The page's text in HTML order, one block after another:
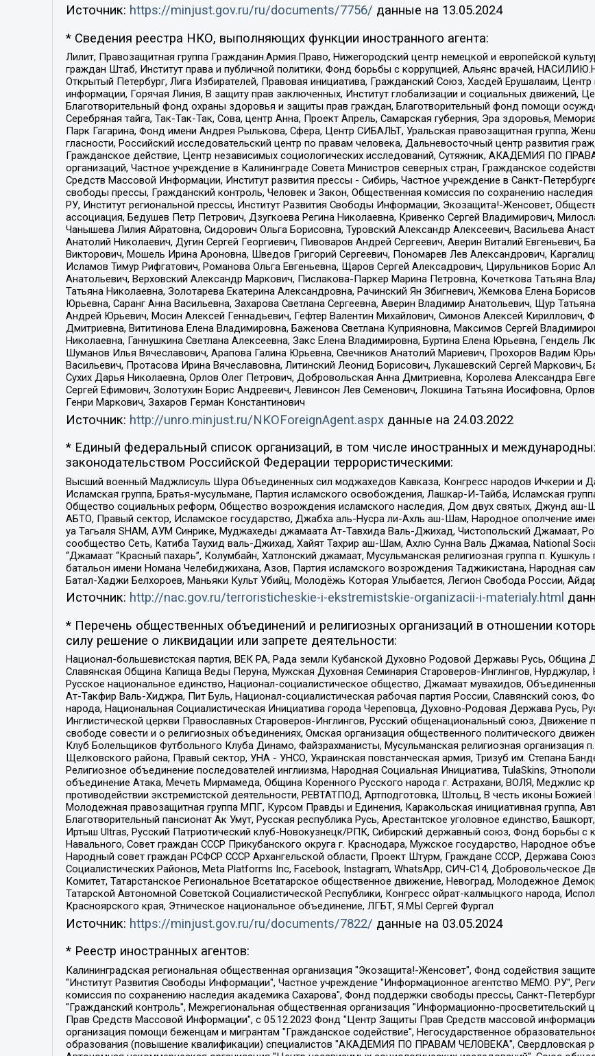
Источник: https://minjust.gov.ru/ru/documents/7756/ данные на 13.05.2024
* Сведения реестра НКО, выполняющих функции иностранного агента:
Лилит, Правозащитная группа Гражданин.Армия.Право, Нижегородский центр немецкой и европейской
граждан Штаб, Институт права и публичной политики, Фонд борьбы с коррупцией, Альянс врачей,
Открытый Петербург, Лига Избирателей, Правовая инициатива, Гражданский Союз, Хасдей Ерушалаим,
информации, Горячая Линия, В защиту прав заключенных, Институт глобализации и социальных движений,
Благотворительный фонд охраны здоровья и защиты прав граждан, Благотворительный фонд помощи
Серебряная тайга, Так-Так-Так, Сова, центр Анна, Проект Апрель, Самарская губерния, Эра здоровья,
Парк Гагарина, Фонд имени Андрея Рылькова, Сфера, Центр СИБАЛЬТ, Уральская правозащитная группа,
гласности, Российский исследовательский центр по правам человека, Дальневосточный центр развития
Гражданское действие, Центр независимых социологических исследований, Сутяжник, АКАДЕМИЯ ПО
организаций, Частное учреждение в Калининграде Совета Министров северных стран, Гражданское
Средств Массовой Информации, Институт развития прессы - Сибирь, Частное учреждение в Санкт-
свободы прессы, Гражданский контроль, Человек и Закон, Общественная комиссия по сохранению
РУ, Институт региональной прессы, Институт Развития Свободы Информации, Экозащита!-Женсовет,
ассоциация, Бедушев Петр Петрович, Дзугкоева Регина Николаевна, Кривенко Сергей Владимирович,
Чанышева Лилия Айратовна, Сидорович Ольга Борисовна, Туровский Александр Алексеевич, Васильева
Анатолий Николаевич, Дугин Сергей Георгиевич, Пивоваров Андрей Сергеевич, Аверин Виталий Евгеньевич,
Викторович, Мошель Ирина Ароновна, Шведов Григорий Сергеевич, Пономарев Лев Александрович,
Исламов Тимур Рифгатович, Романова Ольга Евгеньевна, Щаров Сергей Алексадрович, Цирульников Борис
Анатольевич, Верховский Александр Маркович, Пислакова-Паркер Марина Петровна, Кочеткова Татьяна
Татьяна Николаевна, Золотарева Екатерина Александровна, Рачинский Ян Збигневич, Жемкова Елена
Юрьевна, Саранг Анна Васильевна, Захарова Светлана Сергеевна, Аверин Владимир Анатольевич, Щур
Андрей Юрьевич, Мосин Алексей Геннадьевич, Гефтер Валентин Михайлович, Симонов Алексей Кириллович,
Дмитриевна, Вититинова Елена Владимировна, Баженова Светлана Куприяновна, Максимов Сергей
Николаевна, Ганнушкина Светлана Алексеевна, Закс Елена Владимировна, Буртина Елена Юрьевна, Гендель
Шуманов Илья Вячеславович, Арапова Галина Юрьевна, Свечников Анатолий Мариевич, Прохоров Вадим
Васильевич, Протасова Ирина Вячеславовна, Литинский Леонид Борисович, Лукашевский Сергей
Сухих Дарья Николаевна, Орлов Олег Петрович, Добровольская Анна Дмитриевна, Королева Александра
Сергей Ефимович, Золотухин Борис Андреевич, Левинсон Лев Семенович, Локшина Татьяна Иосифовна,
Генри Маркович, Захаров Герман Константинович
Источник: http://unro.minjust.ru/NKOForeignAgent.aspxданные на 24.03.2022
* Единый федеральный список организаций, в том числе иностранных и
законодательством Российской Федерации террористическими:
Высший военный Маджлисуль Шура Объединенных сил моджахедов Кавказа, Конгресс народов Ичкерии и
Исламская группа, Братья-мусульмане, Партия исламского освобождения, Лашкар-И-Тайба, Исламская
Общество социальных реформ, Общество возрождения исламского наследия, Дом двух святых, Джунд
АБТО, Правый сектор, Исламское государство, Джабха аль-Нусра ли-Ахль аш-Шам, Народное ополчение
уа Тагьаля SHAM, АУМ Синрике, Муджахеды джамаата Ат-Тавхида Валь-Джихад, Чистопольский Джамаат,
сообщество Сеть, Катиба Таухид валь-Джихад, Хайят Тахрир аш-Шам, Ахлю Сунна Валь Джамаа, National
“Джамаат “Красный пахарь”, Колумбайн, Хатлонский джамаат, Мусульманская религиозная группа п.
батальон имени Номана Челебиджихана, Азов, Партия исламского возрождения Таджикистана, Народная
Батал-Хаджи Белхороев, Маньяки Культ Убийц, Молодёжь Которая Улыбается, Легион Свобода России,
Источник: http://nac.gov.ru/terroristicheskie-i-ekstremistskie-organizacii-i-materialy.html
* Перечень общественных объединений и религиозных организаций в отношении
силу решение о ликвидации или запрете деятельности:
Национал-большевистская партия, ВЕК РА, Рада земли Кубанской Духовно Родовой Державы Русь, Община
Славянская Община Капища Веды Перуна, Мужская Духовная Семинария Староверов-Инглингов,
Русское национальное единство, Национал-социалистическое общество, Джамаат мувахидов,
Ат-Такфир Валь-Хиджра, Пит Буль, Национал-социалистическая рабочая партия России, Славянский союз,
народа, Национальная Социалистическая Инициатива города Череповца, Духовно-Родовая Держава Русь,
Инглистической церкви Православных Староверов-Инглингов, Русский общенациональный союз, Движение
свободе совести и о религиозных объединениях, Омская организация общественного политического
Клуб Болельщиков Футбольного Клуба Динамо, Файзрахманисты, Мусульманская религиозная организация
Щелковского района, Правый сектор, УНА - УНСО, Украинская повстанческая армия, Тризуб им. Степана
Религиозное объединение последователей инглиизма, Народная Социальная Инициатива, TulaSkins,
объединение Атака, Мечеть Мирмамеда, Община Коренного Русского народа г. Астрахани, ВОЛЯ, Меджлис
противодействии экстремистской деятельности, РЕВТАТПОД, Артподготовка, Штольц, В честь иконы
Молодежная правозащитная группа МПГ, Курсом Правды и Единения, Каракольская инициативная группа,
Благотворительный пансионат Ак Умут, Русская республика Русь, Арестантское уголовное единство,
Иртыш Ultras, Русский Патриотический клуб-Новокузнецк/РПК, Сибирский державный союз, Фонд борьбы
Навального, Совет граждан СССР Прикубанского округа г. Краснодара, Мужское государство, Народное
Народный совет граждан РСФСР СССР Архангельской области, Проект Штурм, Граждане СССР, Держава Союз
Социалистических Районов, Meta Platforms Inc, Facebook, Instagram, WhatsApp, СИЧ-С14, Добровольческое
Комитет, Татарстанское Региональное Всетатарское общественное движение, Невоград, Молодежное
Татарской Автономной Советской Социалистической Республики, Конгресс ойрат-калмыцкого народа,
Красноярского края, Этническое национальное объединение, ЛГБТ, Я.МЫ Сергей Фургал
Источник: https://minjust.gov.ru/ru/documents/7822/ данные на 03.05.2024
* Реестр иностранных агентов:
Калининградская региональная общественная организация "Экозащита!-Женсовет", Фонд содействия защите прав и свобод граждан "Общественный вердикт", Фонд "Институт Развития Свободы Информации", Частное учреждение "Информационное агентство МЕМО. РУ", Региональная общественная организация "Общественная комиссия по сохранению наследия академика Сахарова", Фонд поддержки свободы прессы, Санкт-Петербургская общественная правозащитная организация "Гражданский контроль", Межрегиональная общественная организация "Информационно-просветительский центр "Мемориал", Региональный Фонд "Центр Защиты Прав Средств Массовой Информации", с 05.12.2023 Фонд "Центр Защиты Прав Средств массовой информации", Региональная общественная благотворительная организация помощи беженцам и мигрантам "Гражданское содействие", Негосударственное образовательное учреждение дополнительного профессионального образования (повышение квалификации) специалистов "АКАДЕМИЯ ПО ПРАВАМ ЧЕЛОВЕКА", Свердловская региональная общественная организация "Сутяжник", Автономная некоммерческая организация "Центр независимых социологических исследований", Союз общественных объединений "Российский исследовательский центр по правам человека", Региональное общественное учреждение научно-информационный центр "МЕМОРИАЛ", Некоммерческая организация "Фонд защиты гласности", Автономная некоммерческая организация "Институт прав человека", Городская общественная организация "Екатеринбургское общество "МЕМОРИАЛ", Городская общественная организация "Рязанское историко-просветительское и правозащитное общество "Мемориал" (Рязанский Мемориал), Челябинский региональный орган общественной самодеятельности – женское общественное объединение "Женщины Евразии", Челябинский региональный орган общественной самодеятельности "Уральская правозащитная группа", Фонд содействия защите здоровья и социальной справедливости имени Андрея Рылькова, Автономная Некоммерческая Организация "Аналитический Центр Юрия Левады", Автономная некоммерческая организация социальной поддержки населения "Проект Апрель", Региональная общественная организация помощи женщинам и детям, находящимся в кризисной ситуации "Информационно-методический центр "Анна", Фонд содействия развитию массовых коммуникаций и правовому просвещению "Так-так-Так", Фонд содействия устойчивому развитию "Серебряная тайга", Свердловский региональный общественный фонд социальных проектов "Новое время", "Idel.Реалии", Кавказ.Реалии, Крым.Реалии, Телеканал Настоящее Время, Татаро-башкирская служба Радио Свобода (Azatliq Radiosi), Радио Свободная Европа/Радио Свобода (PCE/PC), "Сибирь.Реалии", "Фактограф", Благотворительный фонд помощи осужденным и их семьям, Автономная некоммерческая организация "Институт глобализации и социальных движений", Фонд "В защиту прав заключенных", Частное учреждение "Центр поддержки и содействия развитию средств массовой информации", Пензенский региональный общественный благотворительный фонд "Гражданский союз", "Север.Реалии", Некоммерческая организация Фонд "Правовая инициатива", Общество с ограниченной ответственностью "Радио Свободная Европа/Радио Свобода", Чешское информационное агентство "MEDIUM-ORIENT", Красноярская региональная общественная организация "Мы против СПИДа", Камалягин Денис Николаевич, Маркелов Сергей Евгеньевич, Пономарев Лев Александрович, Савицкая Людмила Алексеевна, Автономная некоммерческая организация "Центр по работе с проблемой насилия "НАСИЛИЮ.НЕТ", Межрегиональный профессиональный союз работников здравоохранения "Альянс врачей", Юридическое лицо, зарегистрированное в Латвийской Республике, SIA "Medusa Project" (регистрационный номер 40103797863, дата регистрации 10.06.2014), Некоммерческая организация "Фонд по борьбе с коррупцией", Автономная некоммерческая организация "Институт права и публичной политики", Баданин Роман Сергеевич, Гликин Максим Александрович, Железнова Мария Михайловна, Лукьянова Юлия Сергеевна, Маетная Елизавета Витальевна, Маняхин Петр Борисович, Чуракова Ольга Владимировна, Ярош Юлия Петровна, Юридическое лицо "The Insider SIA", зарегистрированное в Риге, Латвийская Республика (дата регистрации 26.06.2015), являющееся администратором доменного имени интернет-издания "The Insider SIA", https://theins.ru, Постернак Алексей Евгеньевич, Рубин Михаил Аркадьевич, Анин Роман Александрович, Юридическое лицо Istories fonds, зарегистрированное в Латвийской Республике (регистрационный номер 50008295751, дата регистрации 24.02.2020), Великовский Дмитрий Александрович, Долинина Ирина Николаевна, Мароховская Алеся Алексеевна, Шлейнов Роман Юрьевич, Шмагун Олеся Валентиновна, Общество с ограниченной ответственностью "Альтаир 2021", Общество с ограниченной ответственностью "Вега 2021", Общество с ограниченной ответственностью "Главный редактор 2021", Общество с ограниченной ответственностью "Ромашки монолит", Важенков Артем Валерьевич, Ивановская областная общественная организация "Центр гендерных исследований", Гурман Юрий Альбертович, Медиапроект "ОВД-Инфо", Егоров Владимир Владимирович, Жилинский Владимир Александрович, Общество с ограниченной ответственностью "ЗП", Иванова София Юрьевна, Карезина Инна Павловна, Кильтау Екатерина Викторовна, Петров Алексей Викторович, Пискунов Сергей Евгеньевич, Смирнов Сергей Сергеевич, Тихонов Михаил Сергеевич, Общество с ограниченной ответственностью "ЖУРНАЛИСТ-ИНОСТРАННЫЙ АГЕНТ", Арапова Галина Юрьевна, Вольтская Татьяна Анатольевна, Американская компания "Mason G.E.S. Anonymous Foundation" (США), являющаяся владельцем интернет-издания https://mnews.world/, Компания "Stichting Bellingcat", зарегистрированная в Нидерландах (дата регистрации 11.07.2018), Захаров Андрей Вячеславович, Клепиковская Екатерина Дмитриевна, Общество с ограниченной ответственностью "МЕМО", Перл Роман Александрович, Симонов Евгений Алексеевич, Соловьева Елена Анатольевна, Сотников Даниил Владимирович, Сурначева Елизавета Дмитриевна, Автономная некоммерческая организация по защите прав человека и информированию населения "Якутия – Наше Мнение", Общество с ограниченной ответственностью "Москоу диджитал медиа", с 26.01.2023 Общество с ограниченной ответственностью "Чайка Белые сады", Ветошкина Валерия Валерьевна, Заговора Максим Александрович, Межрегиональное общественное движение "Российская ЛГБТ - сеть", Оленичев Максим Владимирович, Павлов Иван Юрьевич, Скворцова Елена Сергеевна, Общество с ограниченной ответственностью "Как бы инагент", Кочетков Игорь Викторович, Общество с ограниченной ответственностью "Честные выборы", Еланчик Олег Александрович, Общество с